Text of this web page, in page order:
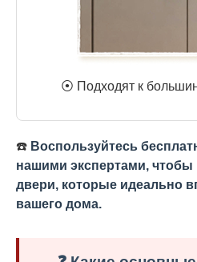
⦿ Подходят к
☎️ Воспользуйтесь
нашими экспертами,
двери, которые идеально
вашего дома.